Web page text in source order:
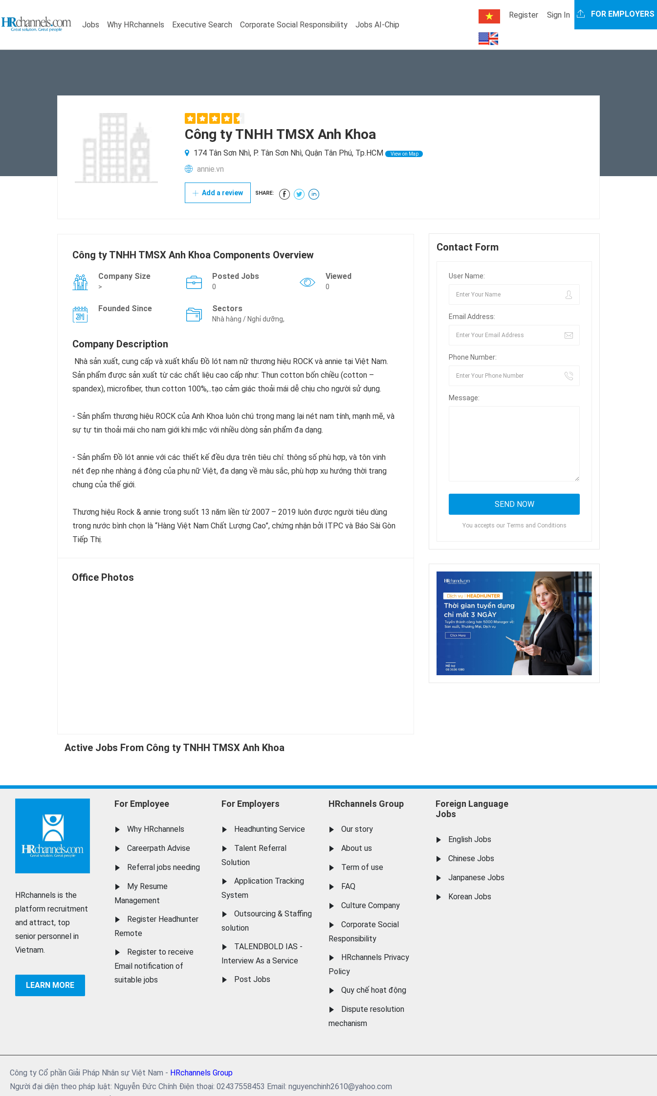
Jobs Why HRchannels Executive Search Corporate Social Responsibility Jobs AI-Chip
Register Sign In FOR EMPLOYERS
Công ty TNHH TMSX Anh Khoa
174 Tân Sơn Nhì, P. Tân Sơn Nhì, Quận Tân Phú, Tp.HCM View on Map
annie.vn
Add a review SHARE:
Công ty TNHH TMSX Anh Khoa Components Overview
Company Size
>
Posted Jobs
0
Viewed
0
Founded Since Sectors
Nhà hàng / Nghỉ dưỡng,
Company Description
Nhà sản xuất, cung cấp và xuất khẩu Đồ lót nam nữ thương hiệu ROCK và annie tại Việt Nam.
Sản phẩm được sản xuất từ các chất liệu cao cấp như: Thun cotton bốn chiều (cotton –
spandex), microfiber, thun cotton 100%,..tạo cảm giác thoải mái dễ chịu cho người sử dụng.
- Sản phẩm thương hiệu ROCK của Anh Khoa luôn chú trọng mang lại nét nam tính, mạnh mẽ, và
sự tự tin thoải mái cho nam giới khi mặc với nhiều dòng sản phẩm đa dạng.
- Sản phẩm Đồ lót annie với các thiết kế đều dựa trên tiêu chí: thông số phù hợp, và tôn vinh
nét đẹp nhẹ nhàng á đông của phụ nữ Việt, đa dạng về màu sắc, phù hợp xu hướng thời trang
chung của thế giới.
Thương hiệu Rock & annie trong suốt 13 năm liền từ 2007 – 2019 luôn được người tiêu dùng
trong nước bình chọn là “Hàng Việt Nam Chất Lượng Cao”, chứng nhận bởi ITPC và Báo Sài Gòn
Tiếp Thị.
Office Photos
Active Jobs From Công ty TNHH TMSX Anh Khoa
Contact Form
User Name:
Email Address:
Phone Number:
Message:
You accepts our Terms and Conditions
HRchannels is the
platform recruitment
and attract, top
senior personnel in
Vietnam.
LEARN MORE
For Employee
Why HRchannels
Careerpath Advise
Referral jobs needing
My Resume
Management
Register Headhunter
Remote
Register to receive
Email notification of
suitable jobs
For Employers
Headhunting Service
Talent Referral
Solution
Application Tracking
System
Outsourcing & Staffing
solution
TALENDBOLD IAS -
Interview As a Service
Post Jobs
HRchannels Group
Our story
About us
Term of use
FAQ
Culture Company
Corporate Social
Responsibility
HRchannels Privacy
Policy
Quy chế hoạt động
Dispute resolution
mechanism
Foreign Language
Jobs
English Jobs
Chinese Jobs
Janpanese Jobs
Korean Jobs
Công ty Cổ phần Giải Pháp Nhân sự Việt Nam - HRchannels Group
Người đại diện theo pháp luật: Nguyễn Đức Chính Điện thoại: 02437558453 Email: nguyenchinh2610@yahoo.com